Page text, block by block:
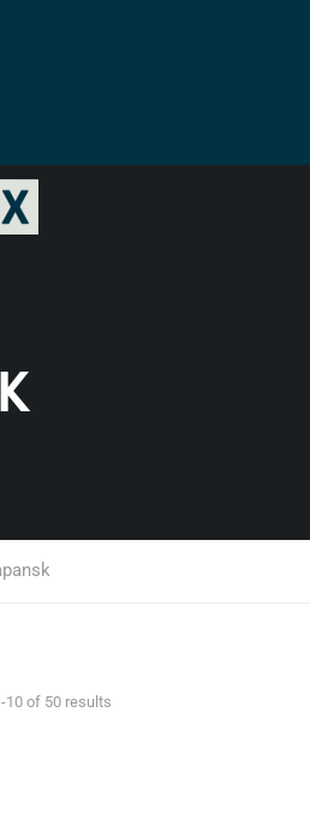
10 of 50 results